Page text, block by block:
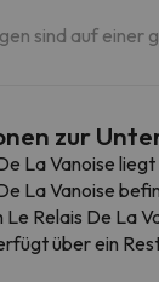
sind auf einer
zur
La Vanoise
La Vanoise
Le Relais De La
über ein